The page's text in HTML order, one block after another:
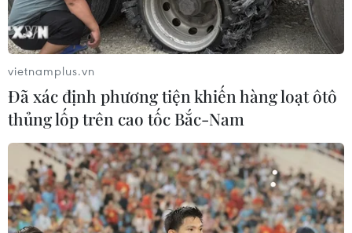
mới vào ngày 17/2, một ngày sau khi đã vượt ngưỡng
50.000 USD, ngay cả khi các nhà phân tích cảnh báo
về khả năng biến động gía của nó.
vietnamplus.vn
Đã xác định phương tiện khiến hàng loạt ôtô
thủng lốp trên cao tốc Bắc-Nam